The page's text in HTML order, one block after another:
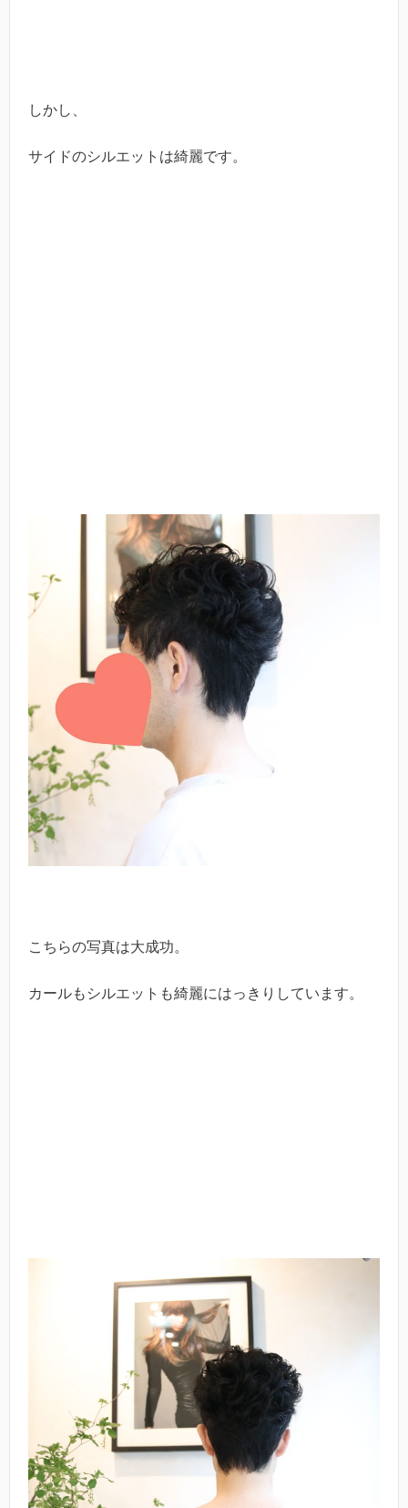
しかし、
サイドのシルエットは綺麗です。
こちらの写真は大成功。
カールもシルエットも綺麗にはっきりしています。